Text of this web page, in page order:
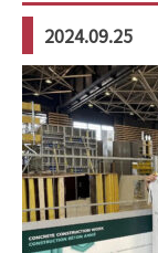
2024.09.25